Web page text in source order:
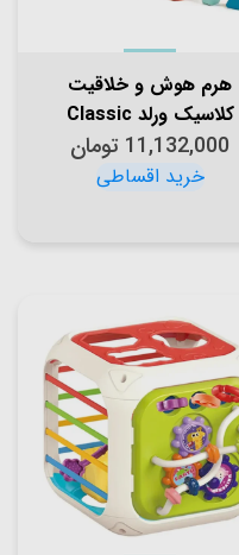
هرم هوش و خلاقیت
کلاسیک ورلد Classic
World Happy Hen
Activity Box کد 20172
11,132,000 تومان